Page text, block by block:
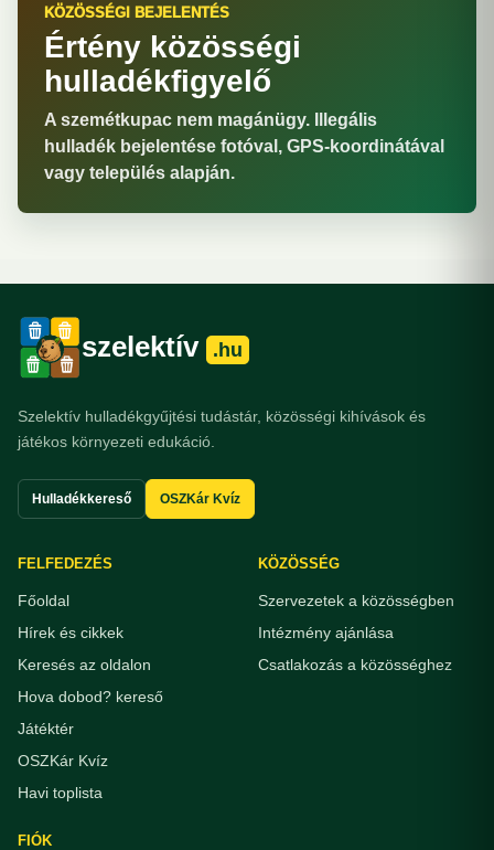
KÖZÖSSÉGI BEJELENTÉS
Értény közösségi
hulladékfigyelő
A szemétkupac nem magánügy. Illegális
hulladék bejelentése fotóval, GPS-koordinátával
vagy település alapján.
szelektív .hu
Szelektív hulladékgyűjtési tudástár, közösségi kihívások és
játékos környezeti edukáció.
Hulladékkereső OSZKár Kvíz
FELFEDEZÉS
Főoldal
Hírek és cikkek
Keresés az oldalon
Hova dobod? kereső
Játéktér
OSZKár Kvíz
Havi toplista
KÖZÖSSÉG
Szervezetek a közösségben
Intézmény ajánlása
Csatlakozás a közösséghez
FIÓK